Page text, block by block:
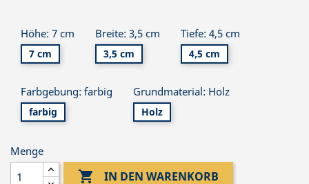
Höhe: 7 cm
7 cm
Breite: 3,5 cm
3,5 cm
Tiefe: 4,5 cm
4,5 cm
Farbgebung: farbig
farbig
Grundmaterial: Holz
Holz
Menge
 IN DEN WARENKORB